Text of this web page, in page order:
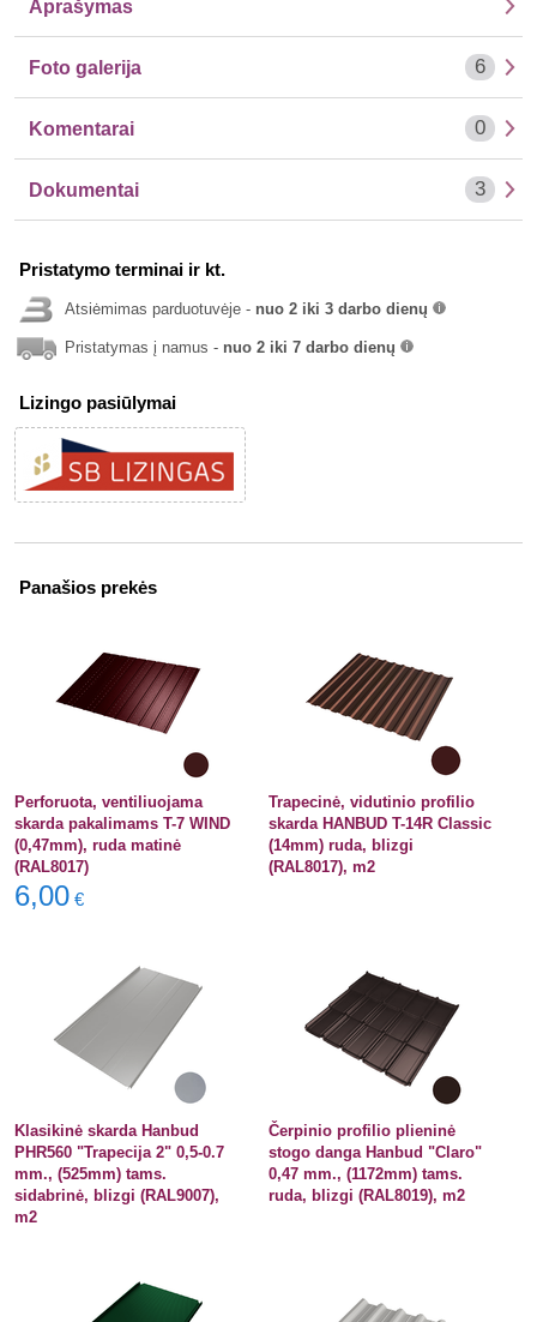
Aprašymas
Foto galerija 6
Komentarai 0
Dokumentai 3
Pristatymo terminai ir kt.
Atsiėmimas parduotuvėje - nuo 2 iki 3 darbo dienų
Pristatymas į namus - nuo 2 iki 7 darbo dienų
Lizingo pasiūlymai
Panašios prekės
Perforuota, ventiliuojama
skarda pakalimams T-7 WIND
(0,47mm), ruda matinė
(RAL8017)
6,00 €
Trapecinė, vidutinio profilio
skarda HANBUD T-14R Classic
(14mm) ruda, blizgi
(RAL8017), m2
Klasikinė skarda Hanbud
PHR560 "Trapecija 2" 0,5-0.7
mm., (525mm) tams.
sidabrinė, blizgi (RAL9007),
m2
Čerpinio profilio plieninė
stogo danga Hanbud "Claro"
0,47 mm., (1172mm) tams.
ruda, blizgi (RAL8019), m2